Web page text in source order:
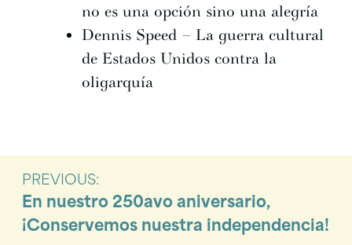
no es una opción sino una alegría
Dennis Speed – La guerra cultural
de Estados Unidos contra la
oligarquía
PREVIOUS:
En nuestro 250avo aniversario,
¡Conservemos nuestra independencia!